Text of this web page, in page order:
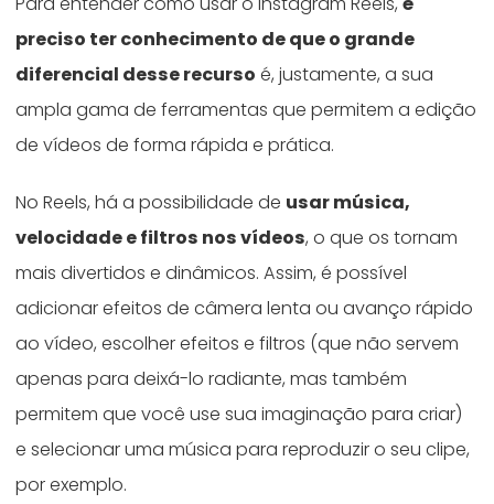
preciso ter conhecimento de que o grande
diferencial desse recurso é, justamente, a sua
ampla gama de ferramentas que permitem a edição
de vídeos de forma rápida e prática.
No Reels, há a possibilidade de usar música,
velocidade e filtros nos vídeos, o que os tornam
mais divertidos e dinâmicos. Assim, é possível
adicionar efeitos de câmera lenta ou avanço rápido
ao vídeo, escolher efeitos e filtros (que não servem
apenas para deixá-lo radiante, mas também
permitem que você use sua imaginação para criar)
e selecionar uma música para reproduzir o seu clipe,
por exemplo.